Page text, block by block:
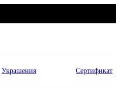
Украшения Сертификат